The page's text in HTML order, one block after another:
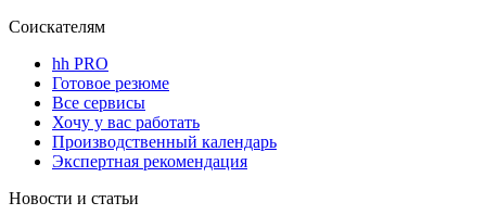
Соискателям
hh PRO
Готовое резюме
Все сервисы
Хочу у вас работать
Производственный календарь
Экспертная рекомендация
Новости и статьи